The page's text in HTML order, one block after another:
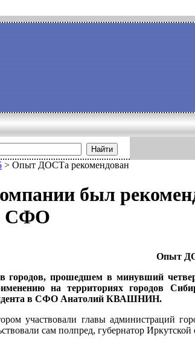
Найти
> Опыт ДОСТа рекомендован
был
СФО
Опыт
городов, прошедшем в минувший
на территориях городов
в СФО Анатолий КВАШНИН.
участвовали главы администраций
сам полпред, губернатор